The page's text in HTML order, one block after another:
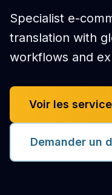
Specialist e-
translation with
workflows and
Voir les
Demander un